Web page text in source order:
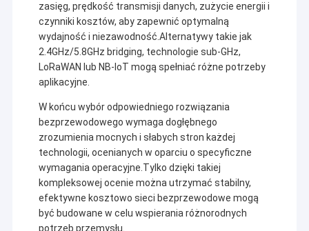
zasięg, prędkość transmisji danych, zużycie energii i
czynniki kosztów, aby zapewnić optymalną
wydajność i niezawodność.Alternatywy takie jak
2.4GHz/5.8GHz bridging, technologie sub-GHz,
LoRaWAN lub NB-IoT mogą spełniać różne potrzeby
aplikacyjne.
W końcu wybór odpowiedniego rozwiązania
bezprzewodowego wymaga dogłębnego
zrozumienia mocnych i słabych stron każdej
technologii, ocenianych w oparciu o specyficzne
wymagania operacyjne.Tylko dzięki takiej
kompleksowej ocenie można utrzymać stabilny,
efektywne kosztowo sieci bezprzewodowe mogą
być budowane w celu wspierania różnorodnych
potrzeb przemysłu.